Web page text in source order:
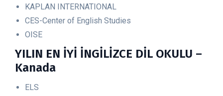
KAPLAN INTERNATIONAL
CES-Center of English Studies
OISE
YILIN EN İYİ İNGİLİZCE DİL OKULU –
Kanada
ELS